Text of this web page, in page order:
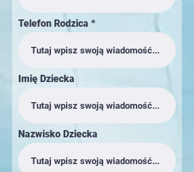
Telefon Rodzica
Imię Dziecka
Nazwisko Dziecka